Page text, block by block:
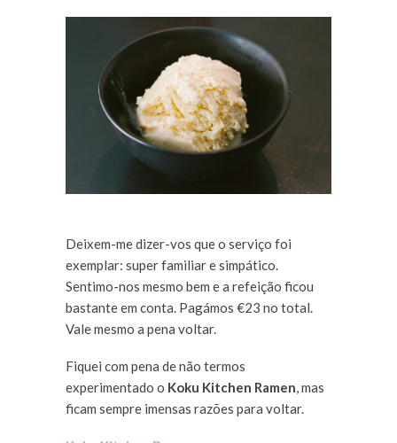
Deixem-me dizer-vos que o serviço foi
exemplar: super familiar e simpático.
Sentimo-nos mesmo bem e a refeição ficou
bastante em conta. Pagámos €23 no total.
Vale mesmo a pena voltar.
Fiquei com pena de não termos
experimentado o Koku Kitchen Ramen, mas
ficam sempre imensas razões para voltar.